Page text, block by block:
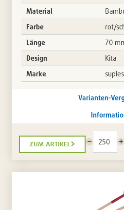
Material
Farbe
rot/
Länge
70
Design
Kita
Marke
Varianten-
zum artikel
Menge
reduzieren